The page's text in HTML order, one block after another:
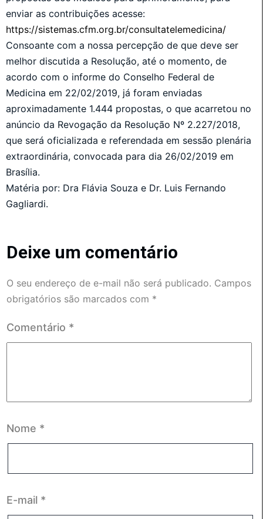
enviar as contribuições acesse:
https://sistemas.cfm.org.br/consultatelemedicina/
Consoante com a nossa percepção de que deve ser
melhor discutida a Resolução, até o momento, de
acordo com o informe do Conselho Federal de
Medicina em 22/02/2019, já foram enviadas
aproximadamente 1.444 propostas, o que acarretou no
anúncio da Revogação da Resolução Nº 2.227/2018,
que será oficializada e referendada em sessão plenária
extraordinária, convocada para dia 26/02/2019 em
Brasília.
Matéria por: Dra Flávia Souza e Dr. Luis Fernando
Gagliardi.
Deixe um comentário
O seu endereço de e-mail não será publicado. Campos
obrigatórios são marcados com *
Comentário *
Nome *
E-mail *